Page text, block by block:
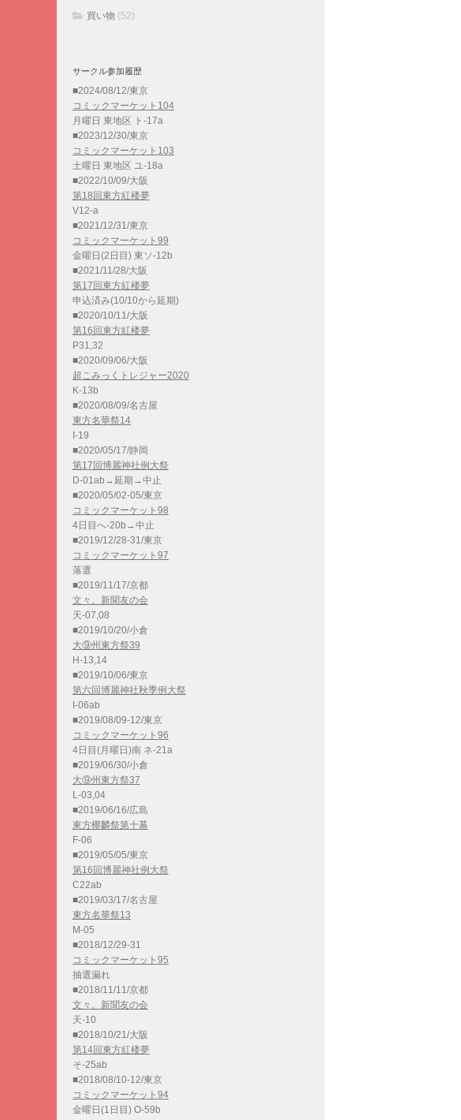
買い物 (52)
サークル参加履歴
■2024/08/12/東京
コミックマーケット104
月曜日 東地区 ト-17a
■2023/12/30/東京
コミックマーケット103
土曜日 東地区 ユ-18a
■2022/10/09/大阪
第18回東方紅楼夢
V12-a
■2021/12/31/東京
コミックマーケット99
金曜日(2日目) 東ソ-12b
■2021/11/28/大阪
第17回東方紅楼夢
申込済み(10/10から延期)
■2020/10/11/大阪
第16回東方紅楼夢
P31,32
■2020/09/06/大阪
超こみっくトレジャー2020
K-13b
■2020/08/09/名古屋
東方名華祭14
I-19
■2020/05/17/静岡
第17回博麗神社例大祭
D-01ab→延期→中止
■2020/05/02-05/東京
コミックマーケット98
4日目へ-20b→中止
■2019/12/28-31/東京
コミックマーケット97
落選
■2019/11/17/京都
文々。新聞友の会
天-07,08
■2019/10/20/小倉
大⑨州東方祭39
H-13,14
■2019/10/06/東京
第六回博麗神社秋季例大祭
I-06ab
■2019/08/09-12/東京
コミックマーケット96
4日目(月曜日)南 ネ-21a
■2019/06/30/小倉
大⑨州東方祭37
L-03,04
■2019/06/16/広島
東方椰麟祭第十幕
F-06
■2019/05/05/東京
第16回博麗神社例大祭
C22ab
■2019/03/17/名古屋
東方名華祭13
M-05
■2018/12/29-31
コミックマーケット95
抽選漏れ
■2018/11/11/京都
文々。新聞友の会
天-10
■2018/10/21/大阪
第14回東方紅楼夢
そ-25ab
■2018/08/10-12/東京
コミックマーケット94
金曜日(1日目) O-59b